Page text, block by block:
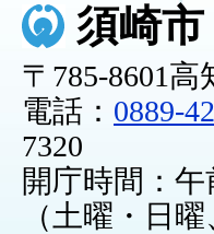
須崎市
〒785-8601
電話： 0889-
7320
開庁時間：
（土曜・日